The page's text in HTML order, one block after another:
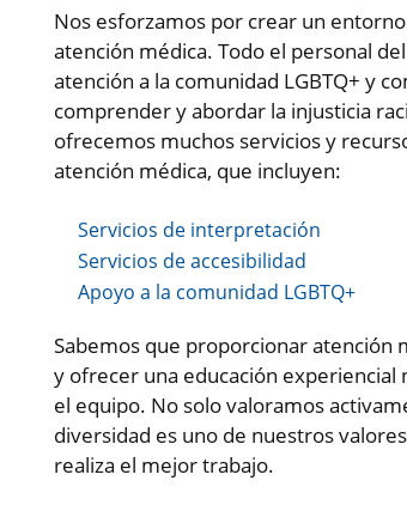
Nos esforzamos por crear un
atención médica. Todo el personal
atención a la comunidad LGBTQ+ y
comprender y abordar la injusticia
ofrecemos muchos servicios y
atención médica, que incluyen:
Servicios de interpretación
Servicios de accesibilidad
Apoyo a la comunidad LGBTQ+
Sabemos que proporcionar atención
y ofrecer una educación
el equipo. No solo valoramos
diversidad es uno de nuestros
realiza el mejor trabajo.